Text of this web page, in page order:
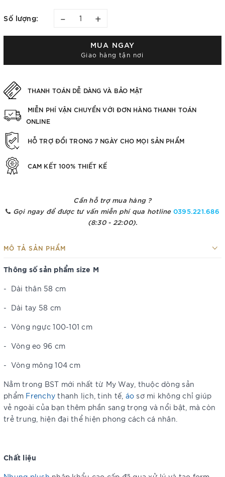
Số lượng: – +
MUA NGAY
Giao hàng tận nơi
THANH TOÁN DỄ DÀNG VÀ BẢO MẬT
MIỄN PHÍ VẬN CHUYỂN VỚI ĐƠN HÀNG THANH TOÁN
ONLINE
HỖ TRỢ ĐỔI TRONG 7 NGÀY CHO MỌI SẢN PHẨM
CAM KẾT 100% THIẾT KẾ
Cần hỗ trợ mua hàng ?
Gọi ngay để được tư vấn miễn phí qua hotline 0395.221.686
(8:30 - 22:00).
MÔ TẢ SẢN PHẨM
Thông số sản phẩm size M
- Dài thân 58 cm
- Dài tay 58 cm
- Vòng ngực 100-101 cm
- Vòng eo 96 cm
- Vòng mông 104 cm
Nằm trong BST mới nhất từ My Way, thuộc dòng sản
phẩm Frenchy thanh lịch, tinh tế, áo sơ mi không chỉ giúp
vẻ ngoài của bạn thêm phần sang trọng và nổi bật, mà còn
trẻ trung, hiện đại thể hiện phong cách cá nhân.
Chất liệu